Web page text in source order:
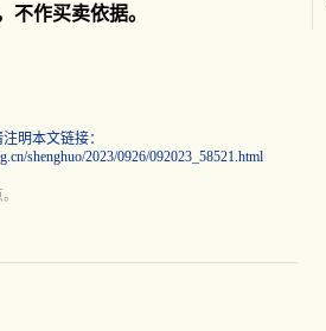
不作买卖依据。
明本文链接：
shenghuo/2023/0926/092023_58521.html